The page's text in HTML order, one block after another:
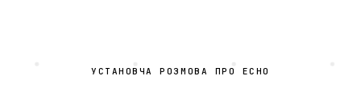
УСТАНОВЧА РОЗМОВА ПРО ECHO